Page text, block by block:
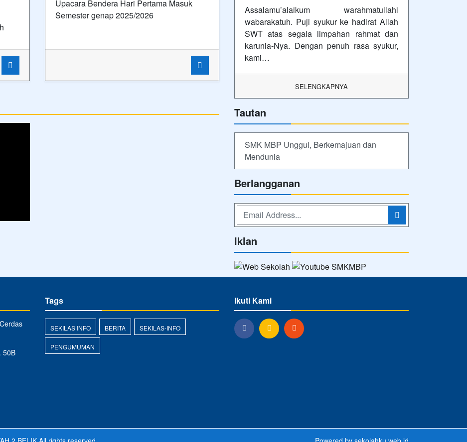
Upacara Bendera Hari Pertama Masuk
Semester genap 2025/2026
Assalamu’alaikum warahmatullahi
wabarakatuh. Puji syukur ke hadirat Allah
SWT atas segala limpahan rahmat dan
karunia-Nya. Dengan penuh rasa syukur,
kami…
SELENGKAPNYA
Tautan
SMK MBP Unggul, Berkemajuan dan
Mendunia
Berlangganan
Iklan
50B
Tags
SEKILAS INFO BERITA SEKILAS-INFO
PENGUMUMAN
Ikuti Kami